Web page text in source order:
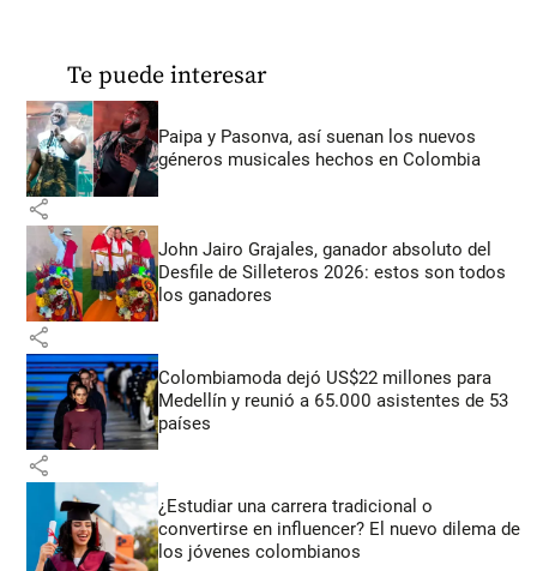
Te puede interesar
Paipa y Pasonva, así suenan los nuevos
géneros musicales hechos en Colombia
share
John Jairo Grajales, ganador absoluto del
Desfile de Silleteros 2026: estos son todos
los ganadores
share
Colombiamoda dejó US$22 millones para
Medellín y reunió a 65.000 asistentes de 53
países
share
¿Estudiar una carrera tradicional o
convertirse en influencer? El nuevo dilema de
los jóvenes colombianos